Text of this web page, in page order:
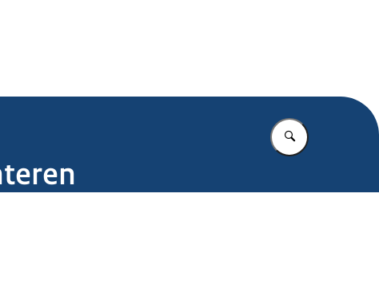
Vul in wat u